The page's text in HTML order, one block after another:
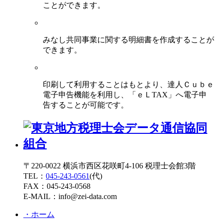
ことができます。
みなし共同事業に関する明細書を作成することが
できます。
印刷して利用することはもとより、達人Ｃｕｂｅ
電子申告機能を利用し、「ｅＬTAX」へ電子申
告することが可能です。
〒220-0022 横浜市西区花咲町4-106 税理士会館3階
TEL： 045-243-0561(代)
FAX：045-243-0568
E-MAIL：info@zei-data.com
・ホーム